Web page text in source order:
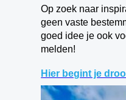
Op zoek naar
geen vaste
goed idee je ook
melden!
Hier begint je